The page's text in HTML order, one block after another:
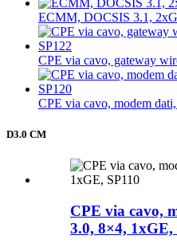
ECMM, DOCSIS 3.1,
CPE via cavo, gateway
CPE via cavo, modem
D3.0 CM
CPE via cavo,
3.0, 8×4, 1xGE,